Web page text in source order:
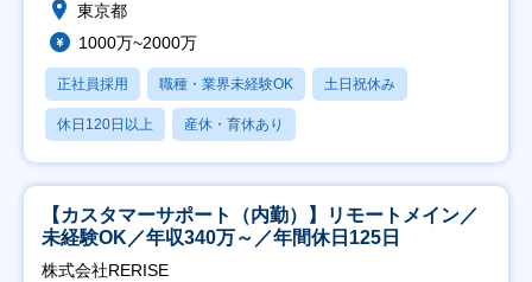
東京都
1000万~2000万
正社員採用 職種・業界未経験OK 土日祝休み
休日120日以上 産休・育休あり
【カスタマーサポート（内勤）】リモートメイン／
未経験OK／年収340万～／年間休日125日
株式会社RERISE